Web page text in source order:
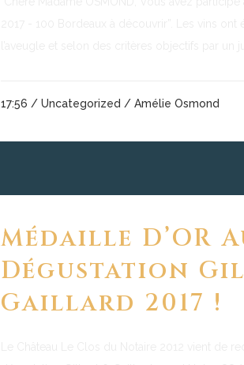
17:56 / Uncategorized / Amélie Osmond
Médaille D’OR
Dégustation
Gaillard 2017 !